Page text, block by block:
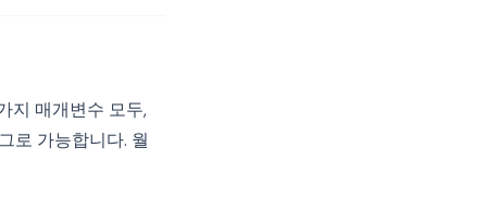
지 매개변수 모두,
로 가능합니다. 월